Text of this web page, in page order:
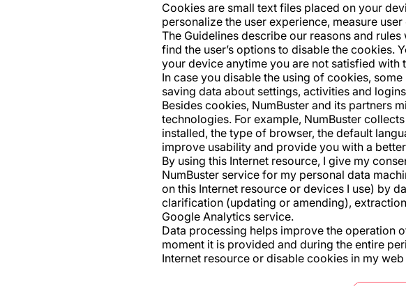
Cookies are small text files placed on your
personalize the user experience, measure
The Guidelines describe our reasons and
find the user’s options to disable the cookies.
your device anytime you are not satisfied with
In case you disable the using of cookies,
saving data about settings, activities and
Besides cookies, NumBuster and its partners
technologies. For example, NumBuster
installed, the type of browser, the default
improve usability and provide you with a
By using this Internet resource, I give my
NumBuster service for my personal data
on this Internet resource or devices I use) by
clarification (updating or amending),
Google Analytics service.
Data processing helps improve the operation
moment it is provided and during the entire
Internet resource or disable cookies in my